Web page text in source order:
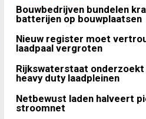
Bouwbedrijven bundelen
batterijen op bouwplaatsen
Nieuw register moet
laadpaal vergroten
Rijkswaterstaat
heavy duty laadpleinen
Netbewust laden halveert
stroomnet